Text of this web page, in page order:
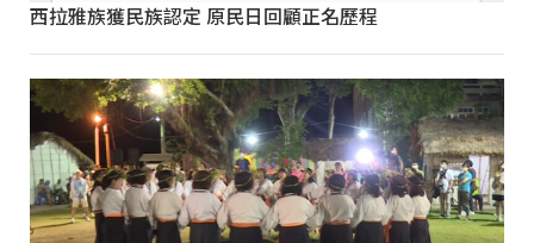
西拉雅族獲民族認定 原民日回顧正名歷程